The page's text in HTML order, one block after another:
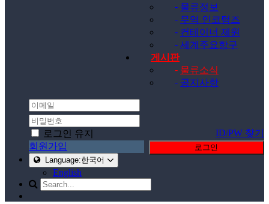
- 물류정보
- 무역 인코텀즈
- 컨테이너 제원
- 세계주요항구
게시판
- 물류소식
- 공지사항
로그인 유지
ID/PW 찾기
회원가입
로그인
Language:한국어
English